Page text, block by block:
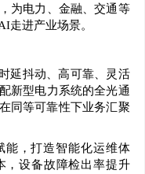
为电力、金融、交通等
走进产业场景。
延抖动、高可靠、灵活
新型电力系统的全光通
同等可靠性下业务汇聚
能，打造智能化运维体
，设备故障检出率提升